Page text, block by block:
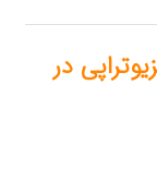
در